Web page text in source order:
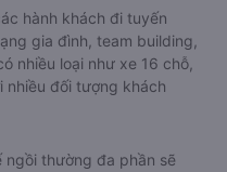
hành khách đi tuyến
gia đình, team building,
nhiều loại như xe 16 chỗ,
nhiều đối tượng khách
ngồi thường đa phần sẽ